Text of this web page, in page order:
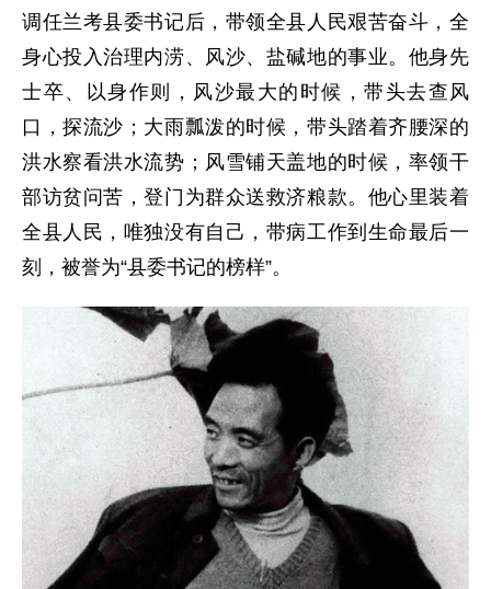
调任兰考县委书记后，带领全县人民艰苦奋斗，全
身心投入治理内涝、风沙、盐碱地的事业。他身先
士卒、以身作则，风沙最大的时候，带头去查风
口，探流沙；大雨瓢泼的时候，带头踏着齐腰深的
洪水察看洪水流势；风雪铺天盖地的时候，率领干
部访贫问苦，登门为群众送救济粮款。他心里装着
全县人民，唯独没有自己，带病工作到生命最后一
刻，被誉为“县委书记的榜样”。